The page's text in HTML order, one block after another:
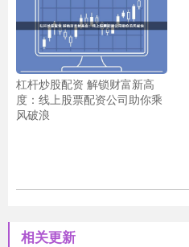
杠杆炒股配资 解锁财富新高
度：线上股票配资公司助你乘
风破浪
相关更新